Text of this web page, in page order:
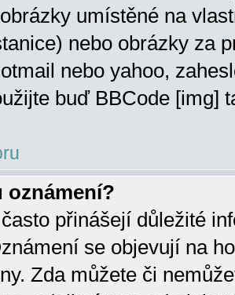
umístěné na
nebo obrázky za
nebo yahoo,
buď BBCode [img]
oznámení?
přinášejí důležité
se objevují na
Zda můžete či